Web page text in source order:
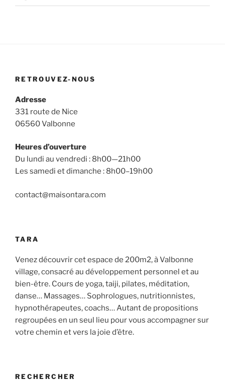
RETROUVEZ-NOUS
Adresse
331 route de Nice
06560 Valbonne
Heures d’ouverture
Du lundi au vendredi : 8h00—21h00
Les samedi et dimanche : 8h00–19h00
contact@maisontara.com
TARA
Venez découvrir cet espace de 200m2, à Valbonne
village, consacré au développement personnel et au
bien-être. Cours de yoga, taiji, pilates, méditation,
danse… Massages… Sophrologues, nutritionnistes,
hypnothérapeutes, coachs… Autant de propositions
regroupées en un seul lieu pour vous accompagner sur
votre chemin et vers la joie d’être.
RECHERCHER